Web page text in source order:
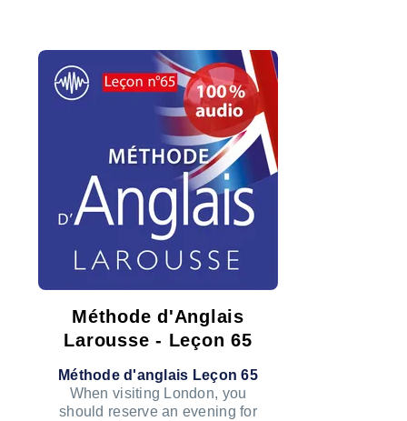
Méthode d'Anglais
Larousse - Leçon 65
Méthode d'anglais Leçon 65
When visiting London, you
should reserve an evening for